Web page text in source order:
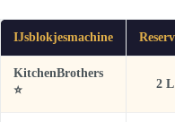
IJsblokjesmachine
KitchenBrothers
⭐
2 L